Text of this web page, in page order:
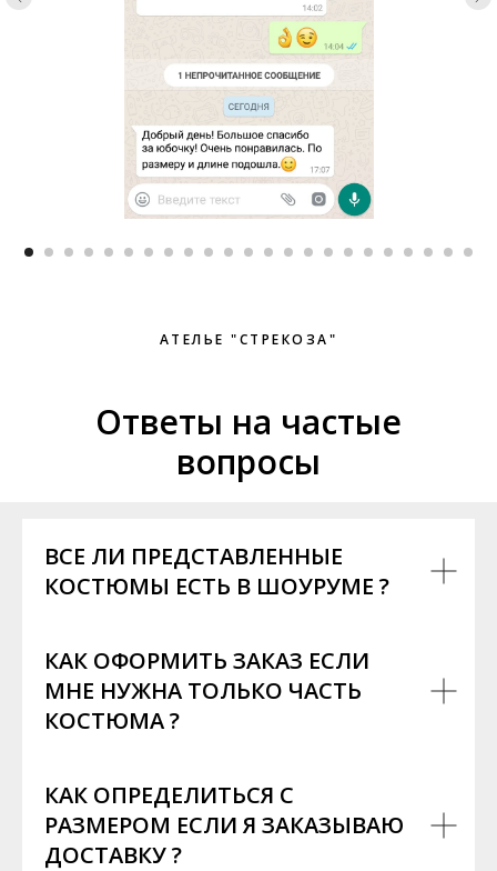
АТЕЛЬЕ "СТРЕКОЗА"
Ответы на частые
вопросы
ВСЕ ЛИ ПРЕДСТАВЛЕННЫЕ
КОСТЮМЫ ЕСТЬ В ШОУРУМЕ ?
КАК ОФОРМИТЬ ЗАКАЗ ЕСЛИ
МНЕ НУЖНА ТОЛЬКО ЧАСТЬ
КОСТЮМА ?
КАК ОПРЕДЕЛИТЬСЯ С
РАЗМЕРОМ ЕСЛИ Я ЗАКАЗЫВАЮ
ДОСТАВКУ ?